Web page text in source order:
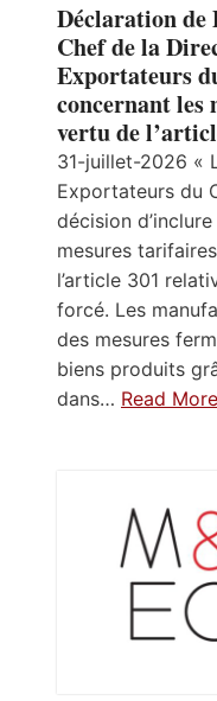
Déclaration de
Chef de la
Exportateurs
concernant les
vertu de
31-juillet-2026 «
Exportateurs du
décision
mesures
l’article 301
forcé. Les
des mesures
biens produits
dans… Read